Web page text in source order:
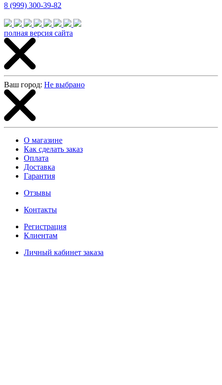
8 (999) 300-39-82
полная версия сайта
Ваш город: Не выбрано
О магазине
Как сделать заказ
Оплата
Доставка
Гарантия
Отзывы
Контакты
Регистрация
Клиентам
Личный кабинет заказа